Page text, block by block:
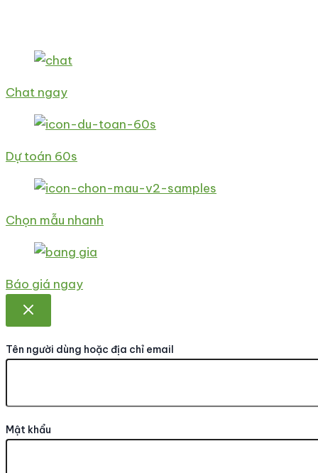
Chat ngay
Dự toán 60s
Chọn mẫu nhanh
Báo giá ngay
Tên người dùng hoặc địa chỉ email
Mật khẩu